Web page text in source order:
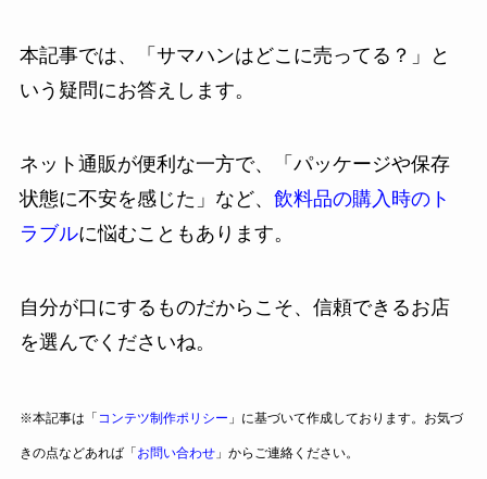
本記事では、「サマハンはどこに売ってる？」と
いう疑問にお答えします。
ネット通販が便利な一方で、「パッケージや保存
状態に不安を感じた」など、 飲料品の購入時のト
ラブルに悩むこともあります。
自分が口にするものだからこそ、信頼できるお店
を選んでくださいね。
※本記事は「 コンテツ制作ポリシー 」に基づいて作成しております。お気づ
きの点などあれば「お問い合わせ」からご連絡ください。